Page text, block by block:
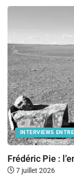
INTERVIEWS
Frédéric Pie :
7 juillet 2026